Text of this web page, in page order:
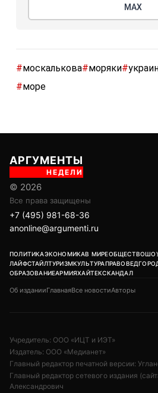
МАХ
#москалькова#моряки#
#море
АРГУМЕНТЫ
НЕДЕЛИ
© 2026
Все права защищены
+7 (495) 981-68-36
anonline@argumenti.ru
ПОЛИТИКАЭКОНОМИКАВ МИРЕОБЩЕСТВО
ЛАЙФСТАЙЛТУРИЗМКУЛЬТУРАПРАВОВЕД
ОБРАЗОВАНИЕАРМИЯХАЙТЕКСКАНДАЛ
Об изданииГлавнаяВсе новостиАвторы
Учредитель: ООО «ИЦТ и ИЭТ»
Издатель: ООО «Медианет»
Главный редактор печатной версии:
Главный редактор сетевого издания
Александрович